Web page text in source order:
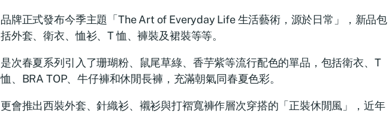
品牌正式發布今季主題「The Art of Everyday Life 生活藝術，源於日常」，新品包
括外套、衛衣、恤衫、T 恤、褲裝及裙裝等等。
是次春夏系列引入了珊瑚粉、鼠尾草綠、香芋紫等流行配色的單品，包括衛衣、T
恤、BRA TOP、牛仔褲和休閒長褲，充滿朝氣同春夏色彩。
更會推出西裝外套、針織衫、襯衫與打褶寬褲作層次穿搭的「正裝休閒風」，近年